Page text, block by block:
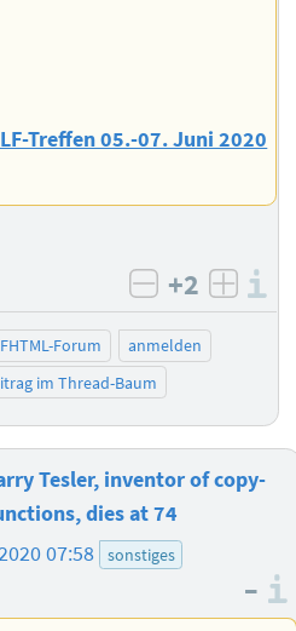
Treffen 05.-07. Juni 2020
negativ
+2
Forum
anmelden
im Thread-Baum
Tesler, inventor of copy-
dies at 74
07:58 sonstiges
–